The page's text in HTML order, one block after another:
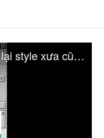
Trang cá nhân được mô phỏng lại style xưa cũ rất lạ mắt nhưng đầy thú vị